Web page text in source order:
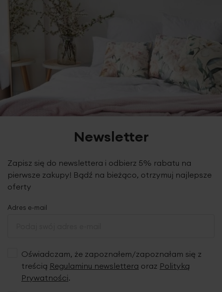
Newsletter
Zapisz się do newslettera i odbierz 5% rabatu na
pierwsze zakupy! Bądź na bieżąco, otrzymuj najlepsze
oferty
Adres e-mail
Oświadczam, że zapoznałem/zapoznałam się z
treścią Regulaminu newslettera oraz Polityką
Prywatności.